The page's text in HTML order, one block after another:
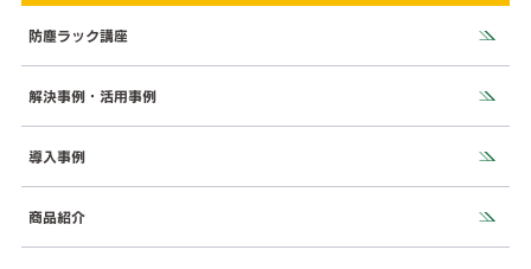
防塵ラック講座
解決事例・活用事例
導入事例
商品紹介